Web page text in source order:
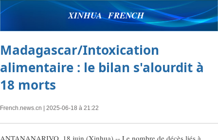
XINHUA FRENCH
Madagascar/Intoxication
alimentaire : le bilan s'alourdit à
18 morts
French.news.cn | 2025-06-18 à 21:22
ANTANANARIVO, 18 juin (Xinhua) -- Le nombre de décès liés à